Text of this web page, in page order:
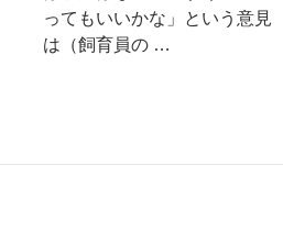
ってもいいかな」という意見
は（飼育員の …
）ホンドタヌキ